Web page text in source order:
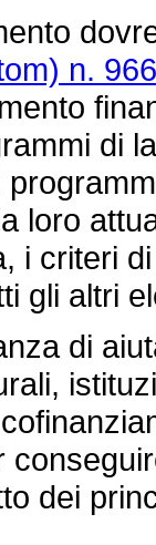
n.
di
loro
i criteri
gli altri
di
dei